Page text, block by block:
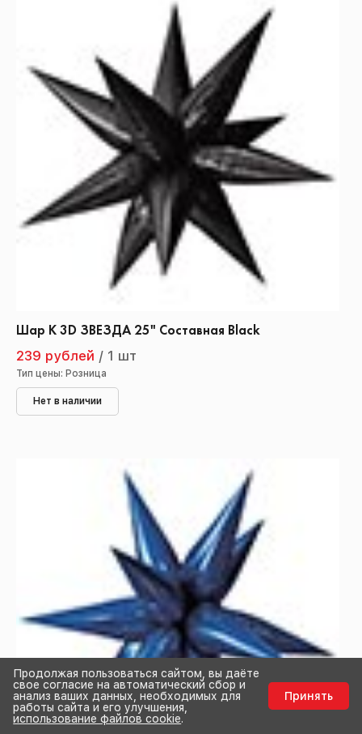
Шар К 3D ЗВЕЗДА 25" Составная Black
239 рублей / 1 шт
Тип цены: Розница
Нет в наличии
Продолжая пользоваться сайтом, вы даёте
свое согласие на автоматический сбор и
анализ ваших данных, необходимых для
работы сайта и его улучшения,
использование файлов cookie.
Принять